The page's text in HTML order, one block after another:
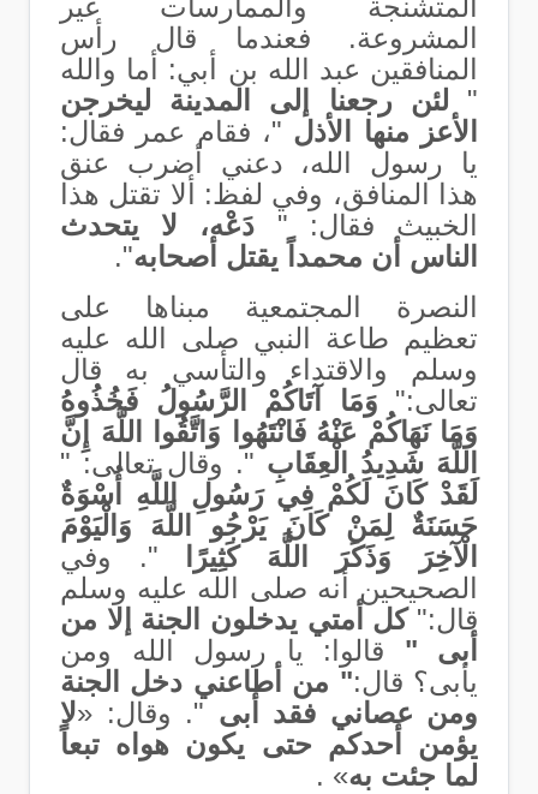
المتشنجة والممارسات غير
المشروعة. فعندما قال رأس
المنافقين عبد الله بن أبي: أما والله
" لئن رجعنا إلى المدينة ليخرجن
الأعز منها الأذل "، فقام عمر فقال:
يا رسول الله، دعني أضرب عنق
هذا المنافق، وفي لفظ: ألا تقتل هذا
الخبيث فقال: " دَعْه، لا يتحدث
الناس أن محمداً يقتل أصحابه".
النصرة المجتمعية مبناها على
تعظيم طاعة النبي صلى الله عليه
وسلم والاقتداء والتأسي به قال
تعالى:" وَمَا آتَاكُمْ الرَّسُولُ فَخُذُوهُ
وَمَا نَهَاكُمْ عَنْهُ فَانْتَهُوا وَاتَّقُوا اللَّهَ إِنَّ
اللَّهَ شَدِيدُ الْعِقَابِ ". وقال تعالى: "
لَقَدْ كَانَ لَكُمْ فِي رَسُولِ اللَّهِ أُسْوَةٌ
حَسَنَةٌ لِمَنْ كَانَ يَرْجُو اللَّهَ وَالْيَوْمَ
الْآخِرَ وَذَكَرَ اللَّهَ كَثِيرًا
". وفي
الصحيحين أنه صلى الله عليه وسلم
قال:"كل أمتي يدخلون الجنة إلا من
أبى " قالوا: يا رسول الله ومن
يأبى؟ قال:" من أطاعني دخل الجنة
ومن عصاني فقد أبى ". وقال: «لا
يؤمن أحدكم حتى يكون هواه تبعاً
لما جئت به» .